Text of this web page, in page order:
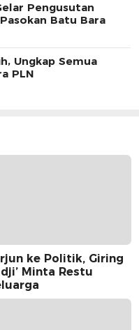
Pengusutan
Batu Bara
Ungkap Semua
PLN
ke Politik, Giring
Minta Restu